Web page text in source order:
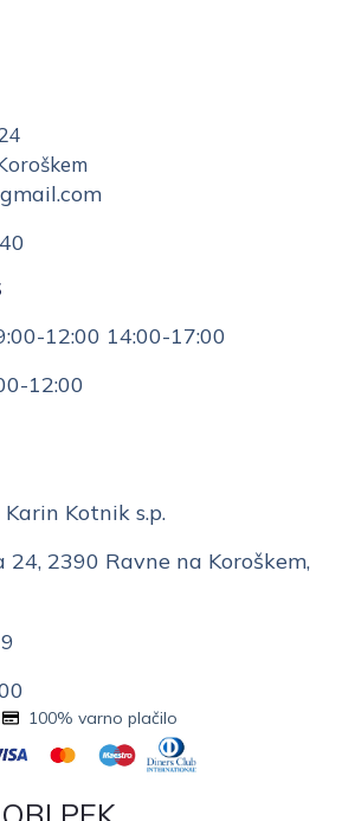
12:00 14:00-17:00
12:00
Karin Kotnik s.p.
24, 2390 Ravne na Koroškem,
100% varno plačilo